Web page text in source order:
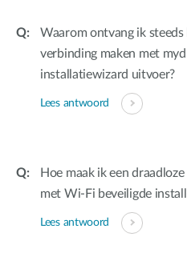
Waarom ontvang ik
verbinding maken met
installatiewizard uitvoer?
Lees antwoord
Hoe maak ik een
met Wi-Fi beveiligde
Lees antwoord